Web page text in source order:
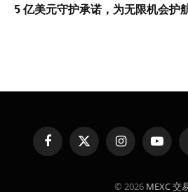
5 亿美元守护承诺，为无限机会护
FacebookX
(Twitter)
Instagram
© 2026 MEXC 交